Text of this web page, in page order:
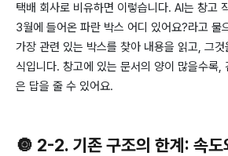
택배 회사로 비유하면 이렇습니다. AI는 창고
3월에 들어온 파란 박스 어디 있어요?라고 물
가장 관련 있는 박스를 찾아 내용을 읽고, 그
식입니다. 창고에 있는 문서의 양이 많을수록,
은 답을 줄 수 있어요.
🔘 2-2. 기존 구조의 한계: 속도